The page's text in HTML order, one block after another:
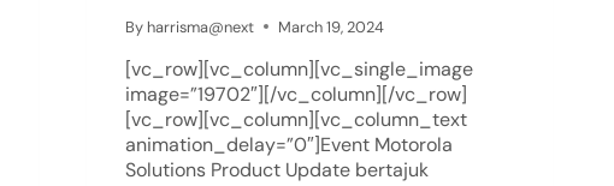
By harrisma@next March 19, 2024
[vc_row][vc_column][vc_single_image
image=”19702″][/vc_column][/vc_row]
[vc_row][vc_column][vc_column_text
animation_delay=”0″]Event Motorola
Solutions Product Update bertajuk